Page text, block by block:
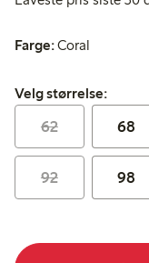
Farge:Coral
Velg størrelse:
Velg størrelse:
62 68
92 98